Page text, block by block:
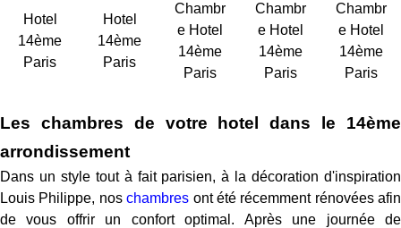
Hotel
14ème
Paris
Hotel
14ème
Paris
Chambr
e Hotel
14ème
Paris
Chambr
e Hotel
14ème
Paris
Chambr
e Hotel
14ème
Paris
Les chambres de votre hotel dans le 14ème
arrondissement
Dans un style tout à fait parisien, à la décoration d'inspiration
Louis Philippe, noschambres ont été récemment rénovées afin
de vous offrir un confort optimal. Après une journée de